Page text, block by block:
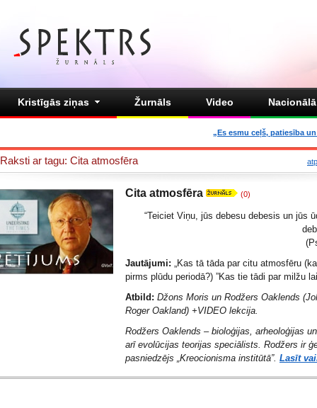
Kristīgās ziņas Žurnāls Video
„Es esmu ceļš, patiesība
Raksti ar tagu: Cita atmosfēra
Cita atmosfēra (0)
“Teiciet Viņu, jūs debesu debesis un jūs
Jautājumi: „Kas tā tāda par citu atmosfēru
pirms plūdu periodā?) ”Kas tie tādi par milžu
Atbild: Džons Moris un Rodžers Oaklends
Roger Oakland) +VIDEO lekcija.
Rodžers Oaklends – bioloģijas, arheoloģijas
arī evolūcijas teorijas speciālists. Rodžers ir
pasniedzējs „Kreocionisma institūtā”. Lasīt